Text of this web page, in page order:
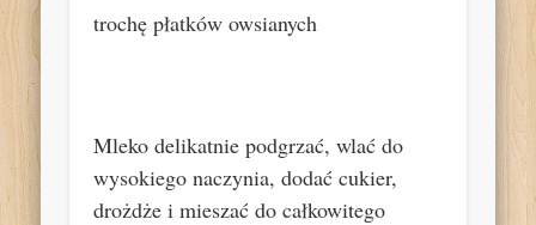
trochę płatków owsianych
Mleko delikatnie podgrzać, wlać do
wysokiego naczynia, dodać cukier,
drożdże i mieszać do całkowitego